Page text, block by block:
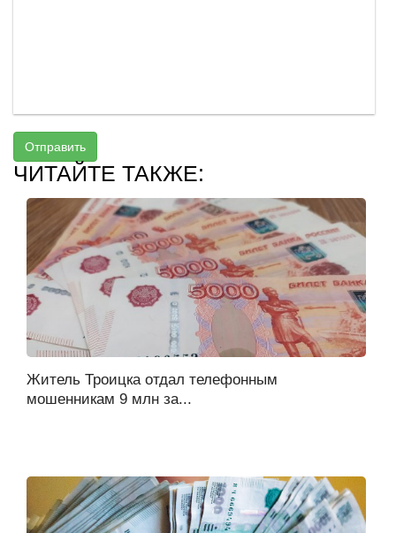
Отправить
ЧИТАЙТЕ ТАКЖЕ:
Житель Троицка отдал телефонным
мошенникам 9 млн за...